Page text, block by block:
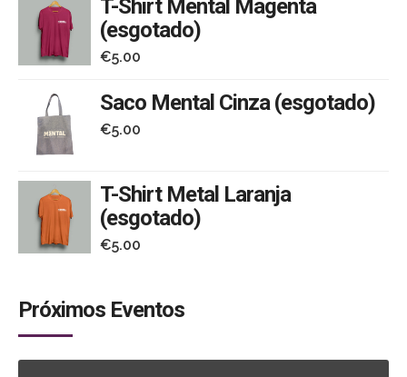
T-Shirt Mental Magenta
(esgotado)
€5.00
Saco Mental Cinza (esgotado)
€5.00
T-Shirt Metal Laranja
(esgotado)
€5.00
Próximos Eventos